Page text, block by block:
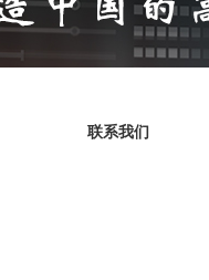
联系我们